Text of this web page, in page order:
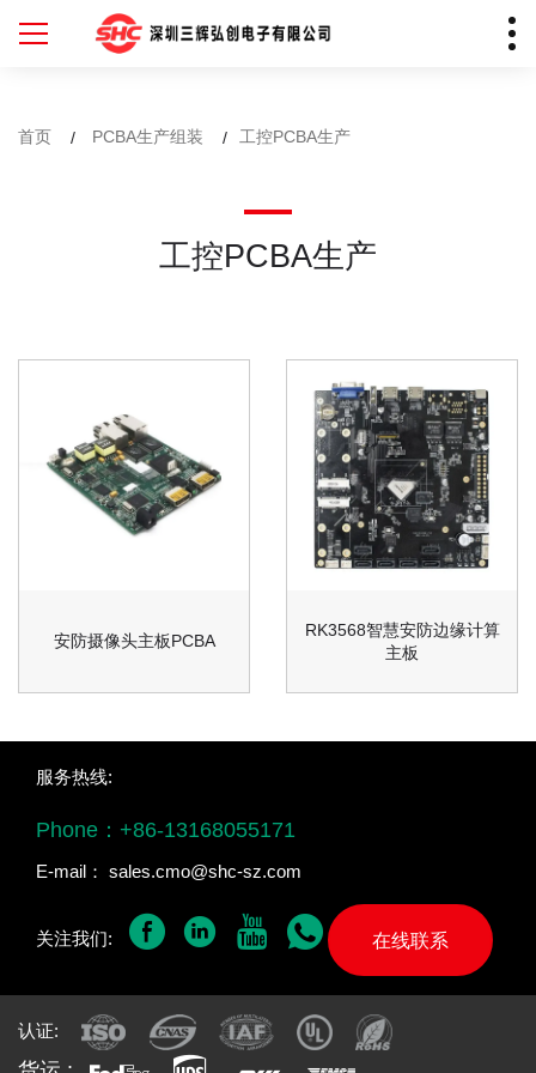
首页 PCBA生产组装 工控PCBA生产
工控PCBA生产
安防摄像头主板PCBA
RK3568智慧安防边缘计算
主板
服务热线:
Phone： +86-13168055171
E-mail： sales.cmo@shc-sz.com
关注我们: 在线联系
认证: